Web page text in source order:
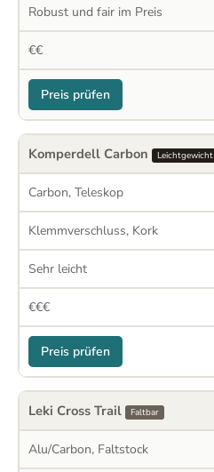
Robust und fair im Preis
€€
Preis prüfen
Komperdell Carbon Leichtgewicht
Carbon, Teleskop
Klemmverschluss, Kork
Sehr leicht
€€€
Preis prüfen
Leki Cross Trail Faltbar
Alu/Carbon, Faltstock